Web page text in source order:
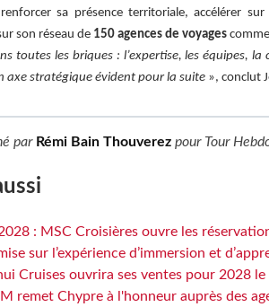
sa présence territoriale, accélérer
son réseau de 150 agences de voyages
toutes les briques : l’expertise, les équipes, la
axe stratégique évident pour la suite», conclut
par Rémi Bain Thouverezpour Tour
: MSC Croisières ouvre les
sur l’expérience d’immersion et
Cruises ouvrira ses ventes pour 2028
remet Chypre à l'honneur auprès des